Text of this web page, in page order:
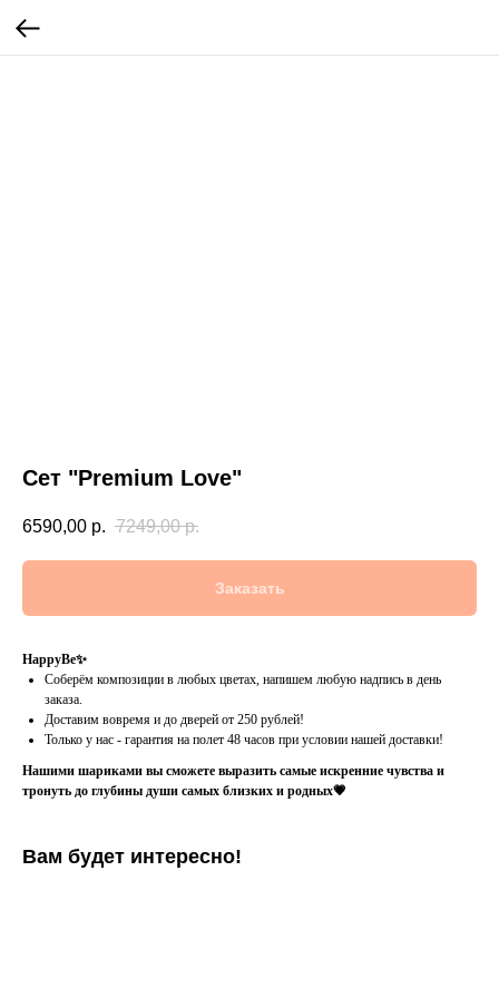
Сет "Premium Love"
6590,00 р. 7249,00 р.
Заказать
HappyBe✨
Соберём композиции в любых цветах, напишем любую надпись в день
заказа.
Доставим вовремя и до дверей от 250 рублей!
Только у нас - гарантия на полет 48 часов при условии нашей доставки!
Нашими шариками вы сможете выразить самые искренние чувства и
тронуть до глубины души самых близких и родных💗
Вам будет интересно!